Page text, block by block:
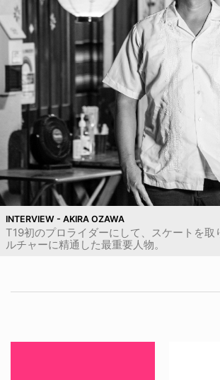
INTERVIEW - AKIRA OZAWA
T19初のプロライダーにして、スケートを取
ルチャーに精通した最重要人物。